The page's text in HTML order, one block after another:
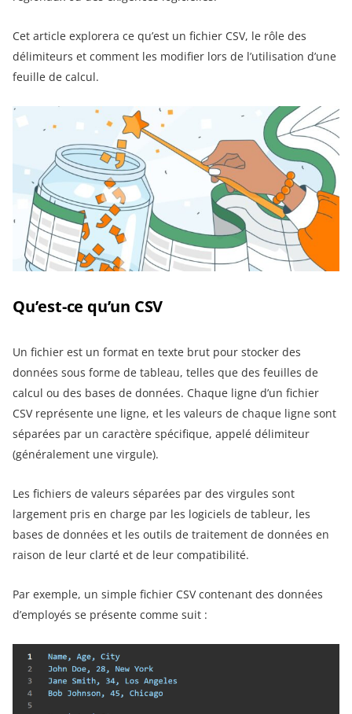
Cet article explorera ce qu’est un fichier CSV, le rôle des
délimiteurs et comment les modifier lors de l’utilisation d’une
feuille de calcul.
Qu’est-ce qu’un CSV
Un fichier est un format en texte brut pour stocker des
données sous forme de tableau, telles que des feuilles de
calcul ou des bases de données. Chaque ligne d’un fichier
CSV représente une ligne, et les valeurs de chaque ligne sont
séparées par un caractère spécifique, appelé délimiteur
(généralement une virgule).
Les fichiers de valeurs séparées par des virgules sont
largement pris en charge par les logiciels de tableur, les
bases de données et les outils de traitement de données en
raison de leur clarté et de leur compatibilité.
Par exemple, un simple fichier CSV contenant des données
d’employés se présente comme suit :